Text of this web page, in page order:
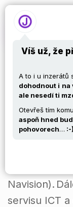
ERP
Jsme ICT
kompletní
Dynamics
Navision).
servisu ICT
Víš už, že
A to i u inzerátů
dohodnout i na
ale nesedí ti
Otevřeš tím
aspoň hned
pohovorech… :-)